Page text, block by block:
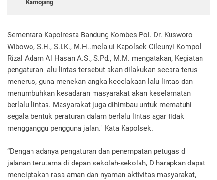
Kamojang
Sementara Kapolresta Bandung Kombes Pol. Dr. Kusworo
Wibowo, S.H., S.I.K., M.H..melalui Kapolsek Cileunyi Kompol
Rizal Adam Al Hasan A.S., S.Pd., M.M. mengatakan, Kegiatan
pengaturan lalu lintas tersebut akan dilakukan secara terus
menerus, guna menekan angka kecelakaan lalu lintas dan
menumbuhkan kesadaran masyarakat akan keselamatan
berlalu lintas. Masyarakat juga dihimbau untuk mematuhi
segala bentuk peraturan dalam berlalu lintas agar tidak
mengganggu pengguna jalan." Kata Kapolsek.
“Dengan adanya pengaturan dan penempatan petugas di
jalanan terutama di depan sekolah-sekolah, Diharapkan dapat
menciptakan rasa aman dan nyaman aktivitas masyarakat,